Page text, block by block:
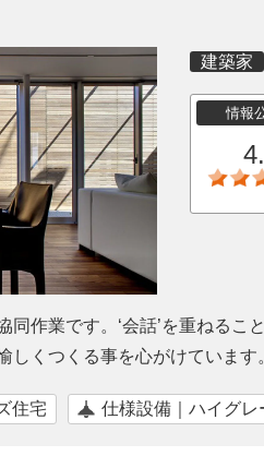
建築家
情報
同作業です。‘会話’を重ねる
しくつくる事を心がけています
住宅 仕様設備｜ハイグレ